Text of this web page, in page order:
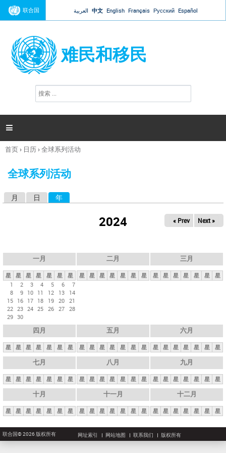
Jump to navigation
联合国 العربية 中文 English Français Русский Español
难民和移民
搜
索

你
这
首页› 日历›全球系列活动
全球系列活动
月 日 年
2024 « Prev Next »
一月
星 星 星 星 星 星
星
1
2 3 4 5 6
7
8
9 10 11 12 13
14
15 16 17 18 19 20 21
22 23 24 25 26 27 28
29 30
二月
星 星 星 星 星 星 星
三月
星 星 星 星 星 星 星
四月
星 星 星 星 星 星 星
五月
星 星 星 星 星 星 星
六月
星 星 星 星 星 星 星
七月
星 星 星 星 星 星 星
八月
星 星 星 星 星 星 星
九月
星 星 星 星 星 星 星
十月
星 星 星 星 星 星 星
十一月
星 星 星 星 星 星 星
十二月
星 星 星 星 星 星 星
联合国© 2026 版权所有 网址索引 网站地图 联系我们 版权所有